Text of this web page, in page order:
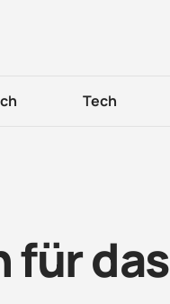
Tech
für das